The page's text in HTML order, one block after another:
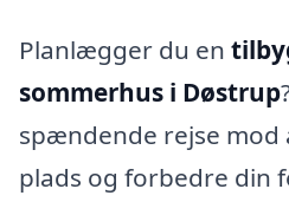
Planlægger du en
sommerhus i Døstrup
spændende rejse mod
plads og forbedre din